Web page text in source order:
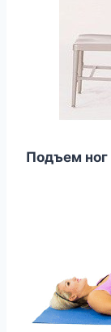
Подъем ног